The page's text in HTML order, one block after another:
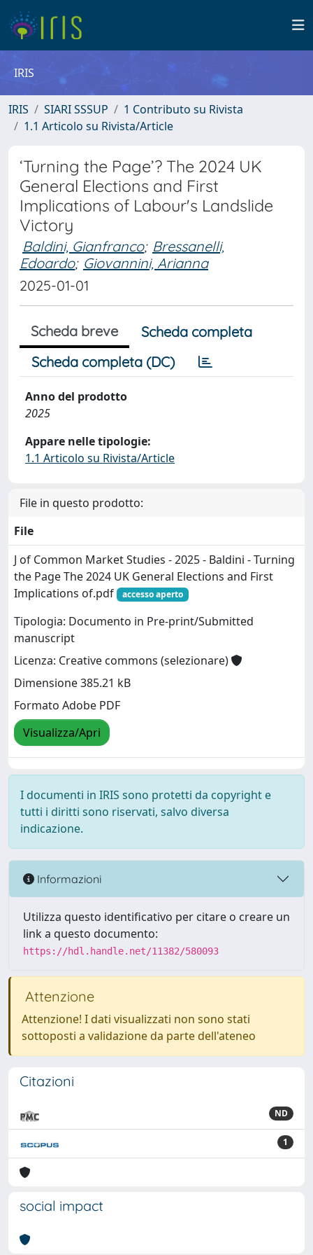
IRIS
IRIS SIARI SSSUP
1 Contributo su Rivista
1.1 Articolo su Rivista/Article
‘Turning the Page’? The 2024 UK
General Elections and First
Implications of Labour's Landslide
Victory
Baldini, Gianfranco; Bressanelli,
Edoardo; Giovannini, Arianna
2025-01-01
Scheda breve
Scheda completa
Scheda completa (DC)
Anno del prodotto
2025
Appare nelle tipologie:
1.1 Articolo su Rivista/Article
File in questo prodotto:
File
J of Common Market Studies - 2025 - Baldini - Turning
the Page The 2024 UK General Elections and First
Implications of.pdf
accesso aperto
Tipologia: Documento in Pre-print/Submitted
manuscript
Licenza: Creative commons (selezionare)
Dimensione 385.21 kB
Formato Adobe PDF
Visualizza/Apri
I documenti in IRIS sono protetti da copyright e
tutti i diritti sono riservati, salvo diversa
indicazione.
Informazioni
Utilizza questo identificativo per citare o creare un
link a questo documento:
https://hdl.handle.net/11382/580093
Attenzione
Attenzione! I dati visualizzati non sono stati
sottoposti a validazione da parte dell'ateneo
Citazioni
ND
1
social impact